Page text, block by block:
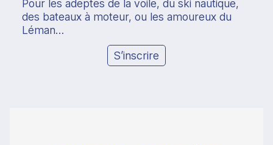
Pour les adeptes de la voile, du ski nautique,
des bateaux à moteur, ou les amoureux du
Léman…
S’inscrire